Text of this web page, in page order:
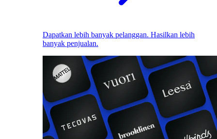
Dapatkan lebih banyak pelanggan. Hasilkan lebih
banyak penjualan.